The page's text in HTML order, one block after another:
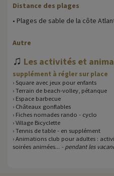
Distance des plages
• Plages de sable de la côte
Autre
♫ Les activités et
supplément à régler sur place
› Square avec jeux pour enfants
› Terrain de beach-volley, pétanque
› Espace barbecue
› Châteaux gonflables
› Fiches nomades rando - cyclo
› Village Bicyclette
› Tennis de table - en supplément
› Animations club pour adultes :
soirées animées... - pendant les